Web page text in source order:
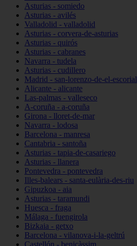
Asturias - somiedo
Asturias - avilés
Valladolid - valladolid
Asturias - corvera-de-asturias
Asturias - quirós
Asturias - cabranes
Navarra - tudela
Asturias - cudillero
Madrid - san-lorenzo-de-el-escorial
Alicante - alicante
Las-palmas - valleseco
A-coruña - a-coruña
Girona - lloret-de-mar
Navarra - lodosa
Barcelona - manresa
Cantabria - santoña
Asturias - tapia-de-casariego
Asturias - llanera
Pontevedra - pontevedra
Illes-balears - santa-eulària-des-riu
Gipuzkoa - aia
Asturias - taramundi
Huesca - fraga
Málaga - fuengirola
Bizkaia - getxo
Barcelona - vilanova-i-la-geltrú
Castellón - benicàssim